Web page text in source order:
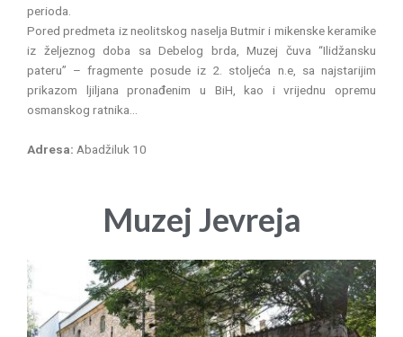
perioda.
Pored predmeta iz neolitskog naselja Butmir i mikenske keramike
iz željeznog doba sa Debelog brda, Muzej čuva “Ilidžansku
pateru” – fragmente posude iz 2. stoljeća n.e, sa najstarijim
prikazom ljiljana pronađenim u BiH, kao i vrijednu opremu
osmanskog ratnika…
Adresa: Abadžiluk 10
Muzej Jevreja